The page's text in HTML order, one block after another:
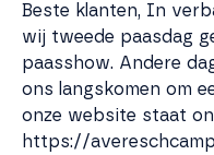
Beste klanten, In
wij tweede paasdag
paasshow. Andere
ons langskomen om
onze website staat
https://